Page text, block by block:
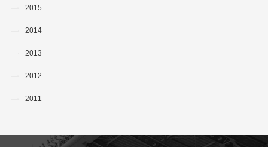
2015
2014
2013
2012
2011